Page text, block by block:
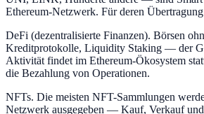
Ethereum-Netzwerk. Für deren
DeFi (dezentralisierte Finanzen). Börsen
Kreditprotokolle, Liquidity Staking — der
Aktivität findet im Ethereum-Ökosystem
die Bezahlung von Operationen.
NFTs. Die meisten NFT-Sammlungen
Netzwerk ausgegeben — Kauf, Verkauf